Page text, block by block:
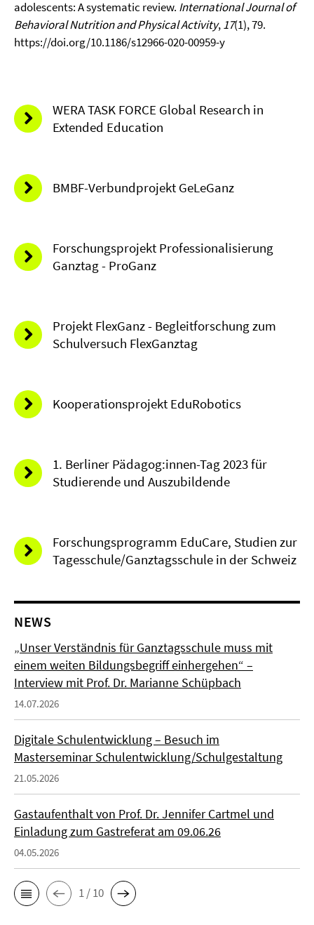
adolescents: A systematic review. International Journal of
Behavioral Nutrition and Physical Activity,17(1), 79.
https://doi.org/10.1186/s12966-020-00959-y
WERA TASK FORCE Global Research in
Extended Education
BMBF-Verbundprojekt GeLeGanz
Forschungsprojekt Professionalisierung
Ganztag - ProGanz
Projekt FlexGanz - Begleitforschung zum
Schulversuch FlexGanztag
Kooperationsprojekt EduRobotics
1. Berliner Pädagog:innen-Tag 2023 für
Studierende und Auszubildende
Forschungsprogramm EduCare, Studien zur
Tagesschule/Ganztagsschule in der Schweiz
NEWS
„Unser Verständnis für Ganztagsschule muss mit
einem weiten Bildungsbegriff einhergehen“ –
Interview mit Prof. Dr. Marianne Schüpbach
14.07.2026
Digitale Schulentwicklung – Besuch im
Masterseminar Schulentwicklung/Schulgestaltung
21.05.2026
Gastaufenthalt von Prof. Dr. Jennifer Cartmel und
Einladung zum Gastreferat am 09.06.26
04.05.2026
1 / 10